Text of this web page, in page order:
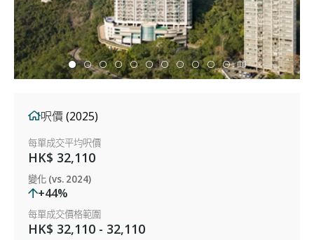
呎價 (2025)
每單成交平均呎價
HK$ 32,110
變化 (vs. 2024)
+44%
每單成交價格範圍
HK$ 32,110 - 32,110